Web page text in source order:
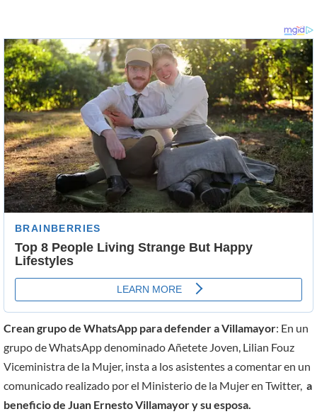
Crean grupo de WhatsApp para defender a Villamayor: En un
grupo de WhatsApp denominado Añetete Joven, Lilian Fouz
Viceministra de la Mujer, insta a los asistentes a comentar en un
comunicado realizado por el Ministerio de la Mujer en Twitter, a
beneficio de Juan Ernesto Villamayor y su esposa.